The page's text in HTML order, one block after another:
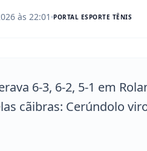
às 22:01 PORTAL ESPORTE TÊNIS
6-3, 6-2, 5-1 em
cãibras: Cerúndolo